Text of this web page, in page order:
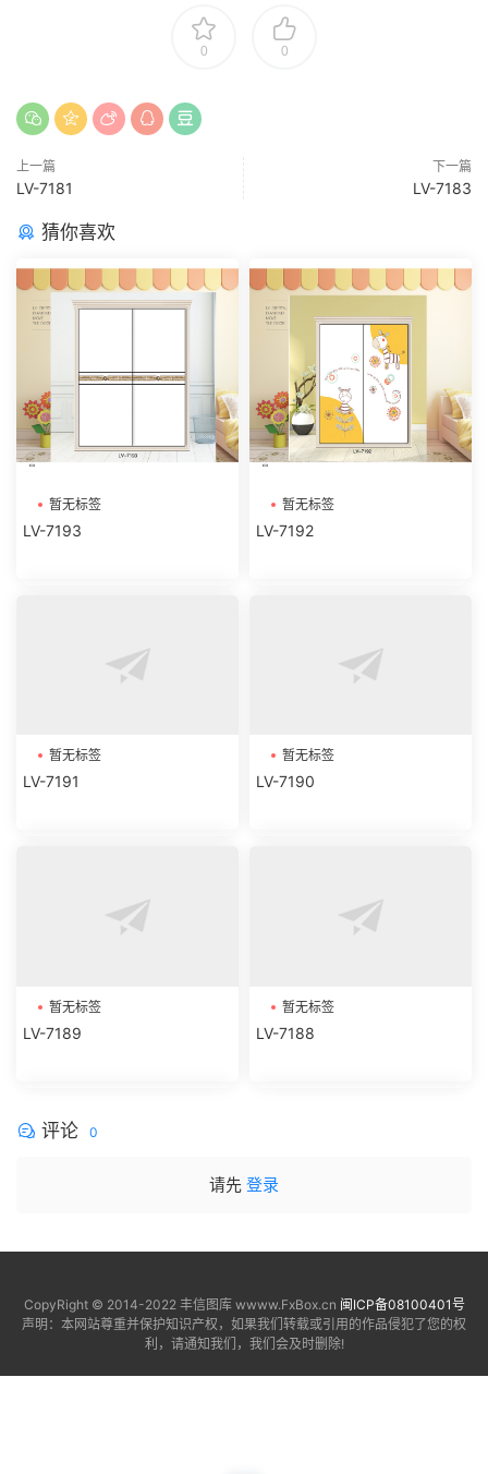
0 0
上一篇
LV-7181
下一篇
LV-7183
猜你喜欢
暂无标签
LV-7193
暂无标签
LV-7192
暂无标签
LV-7191
暂无标签
LV-7190
暂无标签
LV-7189
暂无标签
LV-7188
评论 0
请先 登录
CopyRight © 2014-2022 丰信图库 wwww.FxBox.cn 闽ICP备08100401号
声明：本网站尊重并保护知识产权，如果我们转载或引用的作品侵犯了您的权
利，请通知我们，我们会及时删除!